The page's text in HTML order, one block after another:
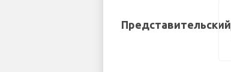
Представительский